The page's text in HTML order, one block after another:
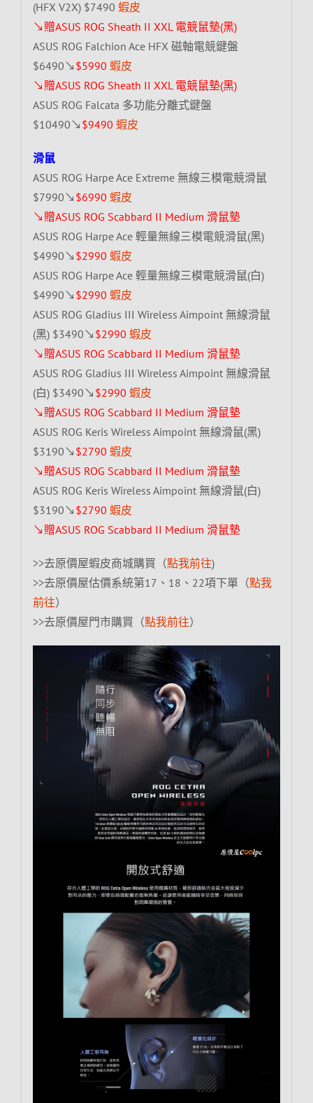
(HFX V2X) $7490 蝦皮
↘贈ASUS ROG Sheath II XXL 電競鼠墊(黑)
ASUS ROG Falchion Ace HFX 磁軸電競鍵盤
$6490↘ $5990 蝦皮
↘贈ASUS ROG Sheath II XXL 電競鼠墊(黑)
ASUS ROG Falcata 多功能分離式鍵盤
$10490↘ $9490 蝦皮
滑鼠
ASUS ROG Harpe Ace Extreme 無線三模電競滑鼠
$7990↘ $6990 蝦皮
↘贈ASUS ROG Scabbard II Medium 滑鼠墊
ASUS ROG Harpe Ace 輕量無線三模電競滑鼠(黑)
$4990↘ $2990 蝦皮
ASUS ROG Harpe Ace 輕量無線三模電競滑鼠(白)
$4990↘ $2990 蝦皮
ASUS ROG Gladius III Wireless Aimpoint 無線滑鼠
(黑) $3490↘ $2990 蝦皮
↘贈ASUS ROG Scabbard II Medium 滑鼠墊
ASUS ROG Gladius III Wireless Aimpoint 無線滑鼠
(白) $3490↘ $2990 蝦皮
↘贈ASUS ROG Scabbard II Medium 滑鼠墊
ASUS ROG Keris Wireless Aimpoint 無線滑鼠(黑)
$3190↘ $2790 蝦皮
↘贈ASUS ROG Scabbard II Medium 滑鼠墊
ASUS ROG Keris Wireless Aimpoint 無線滑鼠(白)
$3190↘ $2790 蝦皮
↘贈ASUS ROG Scabbard II Medium 滑鼠墊
>>去原價屋蝦皮商城購買（點我前往)
>>去原價屋估價系統第17、18、22項下單（點我
前往）
>>去原價屋門市購買（點我前往）